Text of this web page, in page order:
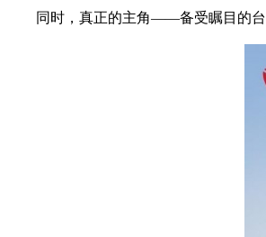
同时，真正的主角——备受瞩目的台